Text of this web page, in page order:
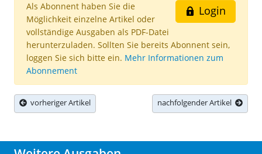
Login
Als Abonnent haben Sie die
Möglichkeit einzelne Artikel oder
vollständige Ausgaben als PDF-Datei
herunterzuladen. Sollten Sie bereits Abonnent sein,
loggen Sie sich bitte ein. Mehr Informationen zum
Abonnement
vorheriger Artikel nachfolgender Artikel